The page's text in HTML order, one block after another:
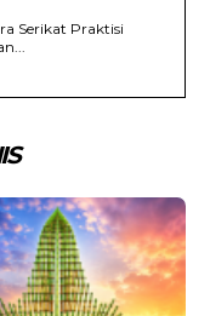
Serikat Praktisi